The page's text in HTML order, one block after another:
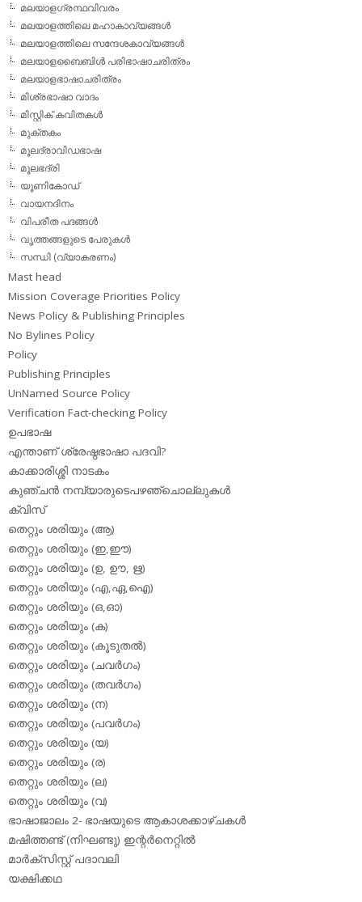
മലയാളഗ്രന്ഥവിവരം
മലയാളത്തിലെ മഹാകാവ്യങ്ങള്‍
മലയാളത്തിലെ സന്ദേശകാവ്യങ്ങള്‍
മലയാളബൈബിള്‍ പരിഭാഷാചരിത്രം
മലയാളഭാഷാചരിത്രം
മിശ്രഭാഷാ വാദം
മിസ്റ്റിക് കവിതകള്‍
മുക്തകം
മൂലദ്രാവിഡഭാഷ
മൂലഭദ്രി
യൂണികോഡ്
വായനദിനം
വിപരീത പദങ്ങള്‍
വൃത്തങ്ങളുടെ പേരുകള്‍
സന്ധി (വ്യാകരണം)
Mast head
Mission Coverage Priorities Policy
News Policy & Publishing Principles
No Bylines Policy
Policy
Publishing Principles
UnNamed Source Policy
Verification Fact-checking Policy
ഉപഭാഷ
എന്താണ് ശ്രേഷ്ഠഭാഷാ പദവി?
കാക്കാരിശ്ശി നാടകം
കുഞ്ചന്‍ നമ്പ്യാരുടെപഴഞ്ചൊല്ലുകള്‍
ക്വിസ്
തെറ്റും ശരിയും (ആ)
തെറ്റും ശരിയും (ഇ,ഈ)
തെറ്റും ശരിയും (ഉ, ഊ, ഋ)
തെറ്റും ശരിയും (എ,ഏ,ഐ)
തെറ്റും ശരിയും (ഒ,ഓ)
തെറ്റും ശരിയും (ക)
തെറ്റും ശരിയും (കൂടുതല്‍)
തെറ്റും ശരിയും (ചവര്‍ഗം)
തെറ്റും ശരിയും (തവര്‍ഗം)
തെറ്റും ശരിയും (ന)
തെറ്റും ശരിയും (പവര്‍ഗം)
തെറ്റും ശരിയും (യ)
തെറ്റും ശരിയും (ര)
തെറ്റും ശരിയും (ല)
തെറ്റും ശരിയും (വ)
ഭാഷാജാലം 2- ഭാഷയുടെ ആകാശക്കാഴ്ചകള്‍
മഷിത്തണ്ട് (നിഘണ്ടു) ഇന്റര്‍നെറ്റില്‍
മാര്‍ക്‌സിസ്റ്റ് പദാവലി
യക്ഷിക്കഥ